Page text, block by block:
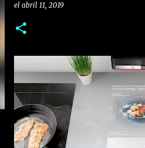
el abril 11, 2019